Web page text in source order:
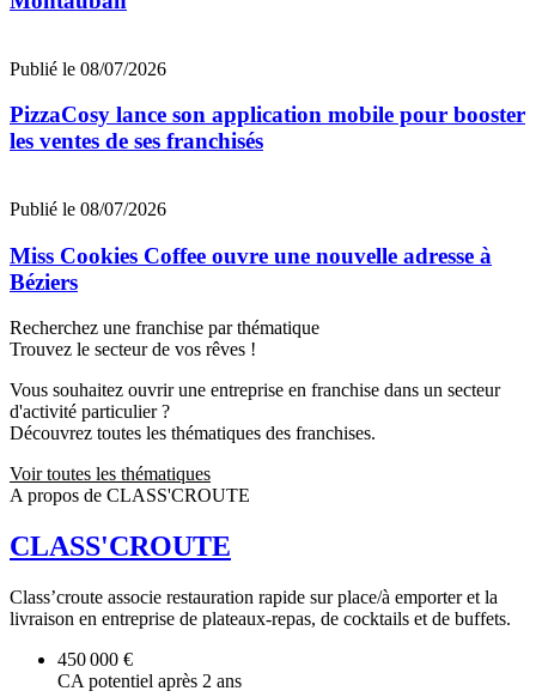
Publié le 08/07/2026
PizzaCosy lance son application mobile pour booster
les ventes de ses franchisés
Publié le 08/07/2026
Miss Cookies Coffee ouvre une nouvelle adresse à
Béziers
Recherchez une franchise par thématique
Trouvez le secteur de vos rêves !
Vous souhaitez ouvrir une entreprise en franchise dans un secteur
d'activité particulier ?
Découvrez toutes les thématiques des franchises.
Voir toutes les thématiques
A propos de CLASS'CROUTE
CLASS'CROUTE
Class’croute associe restauration rapide sur place/à emporter et la
livraison en entreprise de plateaux-repas, de cocktails et de buffets.
450 000 €
CA potentiel après 2 ans